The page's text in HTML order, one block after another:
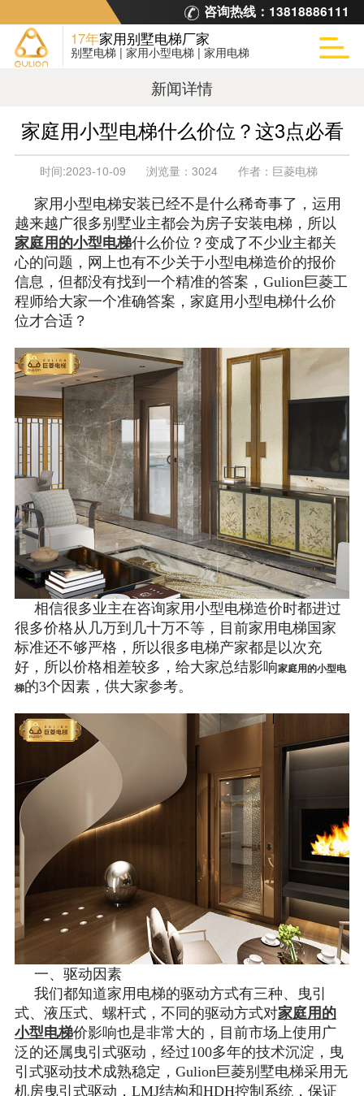
咨询热线： 13818886111
17年家用别墅电梯厂家
别墅电梯 | 家用小型电梯 | 家用电梯
新闻详情
家庭用小型电梯什么价位？这3点必看
时间:2023-10-09 浏览量： 3024 作者： 巨菱电梯
家用小型电梯安装已经不是什么稀奇事了，运用
越来越广很多别墅业主都会为房子安装电梯，所以
家庭用的小型电梯什么价位？变成了不少业主都关
心的问题，网上也有不少关于小型电梯造价的报价
信息，但都没有找到一个精准的答案，Gulion巨菱工
程师给大家一个准确答案，家庭用小型电梯什么价
位才合适？
相信很多业主在咨询家用小型电梯造价时都进过
很多价格从几万到几十万不等，目前家用电梯国家
标准还不够严格，所以很多电梯产家都是以次充
好，所以价格相差较多，给大家总结影响家庭用的小型电
梯的3个因素，供大家参考。
一、驱动因素
我们都知道家用电梯的驱动方式有三种、曳引
式、液压式、螺杆式，不同的驱动方式对家庭用的
小型电梯价影响也是非常大的，目前市场上使用广
泛的还属曳引式驱动，经过100多年的技术沉淀，曳
引式驱动技术成熟稳定，Gulion巨菱别墅电梯采用无
机房曳引式驱动，LMJ结构和HDH控制系统，保证